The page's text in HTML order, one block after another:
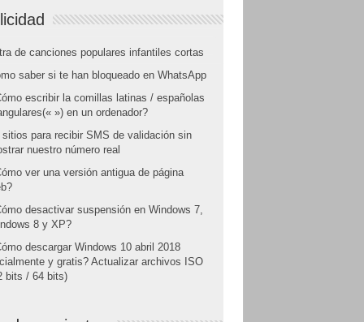
de canciones populares infantiles cortas
saber si te han bloqueado en WhatsApp
escribir la comillas latinas / españolas
») en un ordenador?
sitios para recibir SMS de validación sin
nuestro número real
ver una versión antigua de página
desactivar suspensión en Windows 7,
8 y XP?
descargar Windows 10 abril 2018
y gratis? Actualizar archivos ISO
bits / 64 bits)